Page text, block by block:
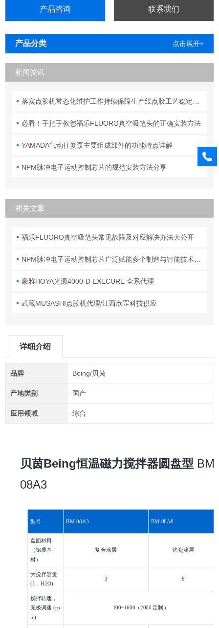
产品咨询 联系我们
产品分类 点击展开+
新闻资讯
落实点胶机常态化维护工作持续保障生产线点胶工艺稳定合规
必看！手把手教您福乐FLUORO真空吸笔头的正确安装方法
YAMADA气动往复泵主要组成部件的功能特点详解
NPM脉冲电子运动控制芯片的规范安装方法分享
相关文章
福乐FLUORO真空吸笔头常见故障及对应解决办法大公开
NPM脉冲电子运动控制芯片广泛赋能多个制造与智能技术领域
豪雅HOYA光源4000-D EXECURE 全系代理
武藏MUSASHI点胶机代理/江西欣罡科技供应
详细介绍
品牌 Being/贝茵
产地类别 国产
应用领域 综合
贝茵Being恒温磁力搅拌器圆盘型 BM-
08A3
型号 BM-08A3 BM-08A8
盘面材料
（铝质基
材）
复合涂层 烤瓷涂层
大搅拌容量
(L，H2O)
3 8
搅拌转速，
无极调速 (rp
m)
100~1600（2000 定制）